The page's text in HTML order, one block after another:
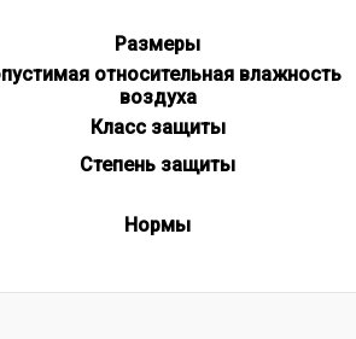
Размеры
относительная влажность
воздуха
Класс защиты
Степень защиты
Нормы